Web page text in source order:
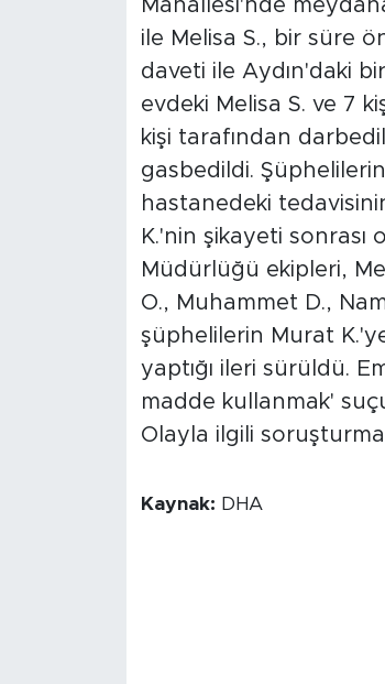
Mahallesi'nde
ile Melisa S., bir süre
daveti ile Aydın'daki
evdeki Melisa S. ve 7
kişi tarafından
gasbedildi.
hastanedeki
K.'nin şikayeti sonrası
Müdürlüğü ekipleri,
O., Muhammet D.,
şüphelilerin Murat
yaptığı ileri sürüldü.
madde kullanmak'
Olayla ilgili
Kaynak: DHA